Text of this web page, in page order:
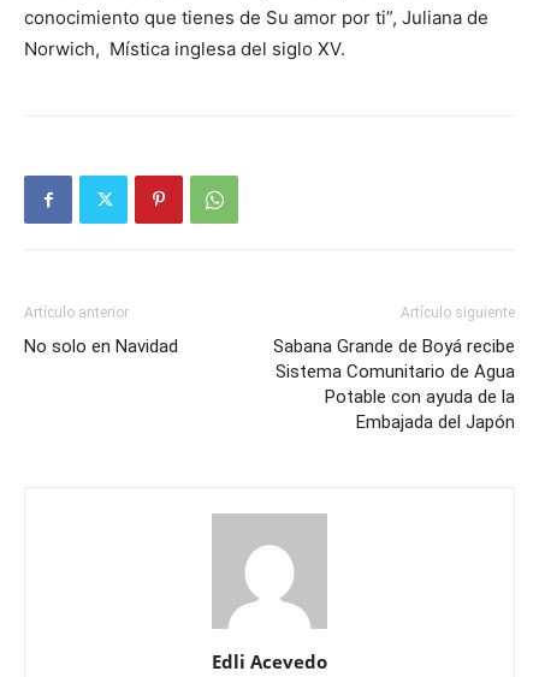
conocimiento que tienes de Su amor por ti”, Juliana de
Norwich, Mística inglesa del siglo XV.
Artículo anterior
No solo en Navidad
Artículo siguiente
Sabana Grande de Boyá recibe
Sistema Comunitario de Agua
Potable con ayuda de la
Embajada del Japón
Edli Acevedo